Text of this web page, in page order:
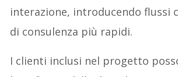
interazione, introducendo flussi
di consulenza più rapidi.
I clienti inclusi nel progetto